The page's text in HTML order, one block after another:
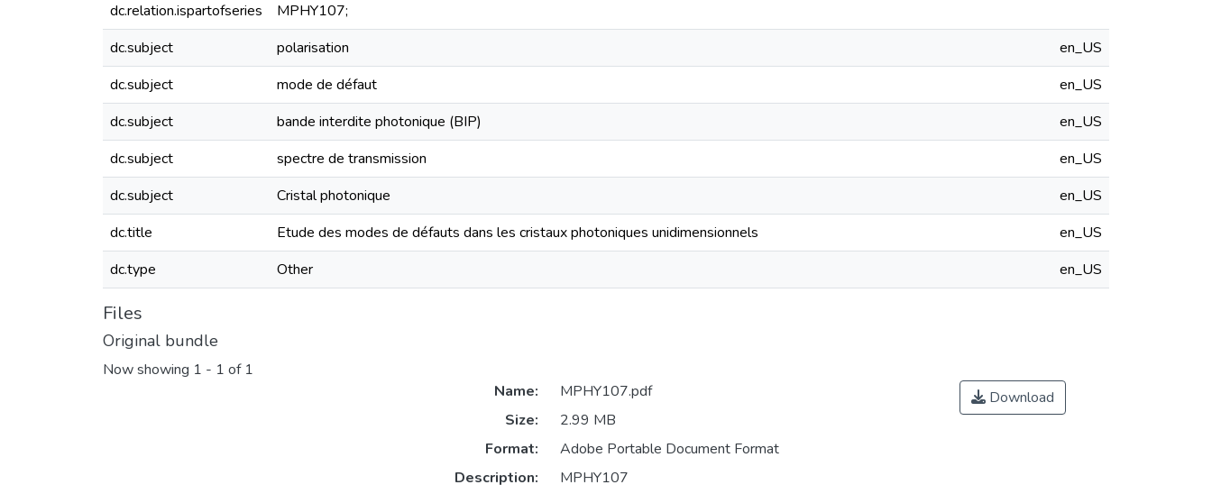
dc.relation.ispartofseries
MPHY107;
dc.subject
polarisation
en_US
dc.subject
mode de défaut
en_US
dc.subject
bande interdite photonique (BIP)
en_US
dc.subject
spectre de transmission
en_US
dc.subject
Cristal photonique
en_US
dc.title
Etude des modes de défauts dans les cristaux photoniques unidimensionnels
en_US
dc.type
Other en_US
Files
Original bundle
Now showing 1 - 1 of 1
Name:
MPHY107.pdf
Size:
2.99 MB
Format:
Adobe Portable Document Format
Description:
MPHY107
Download